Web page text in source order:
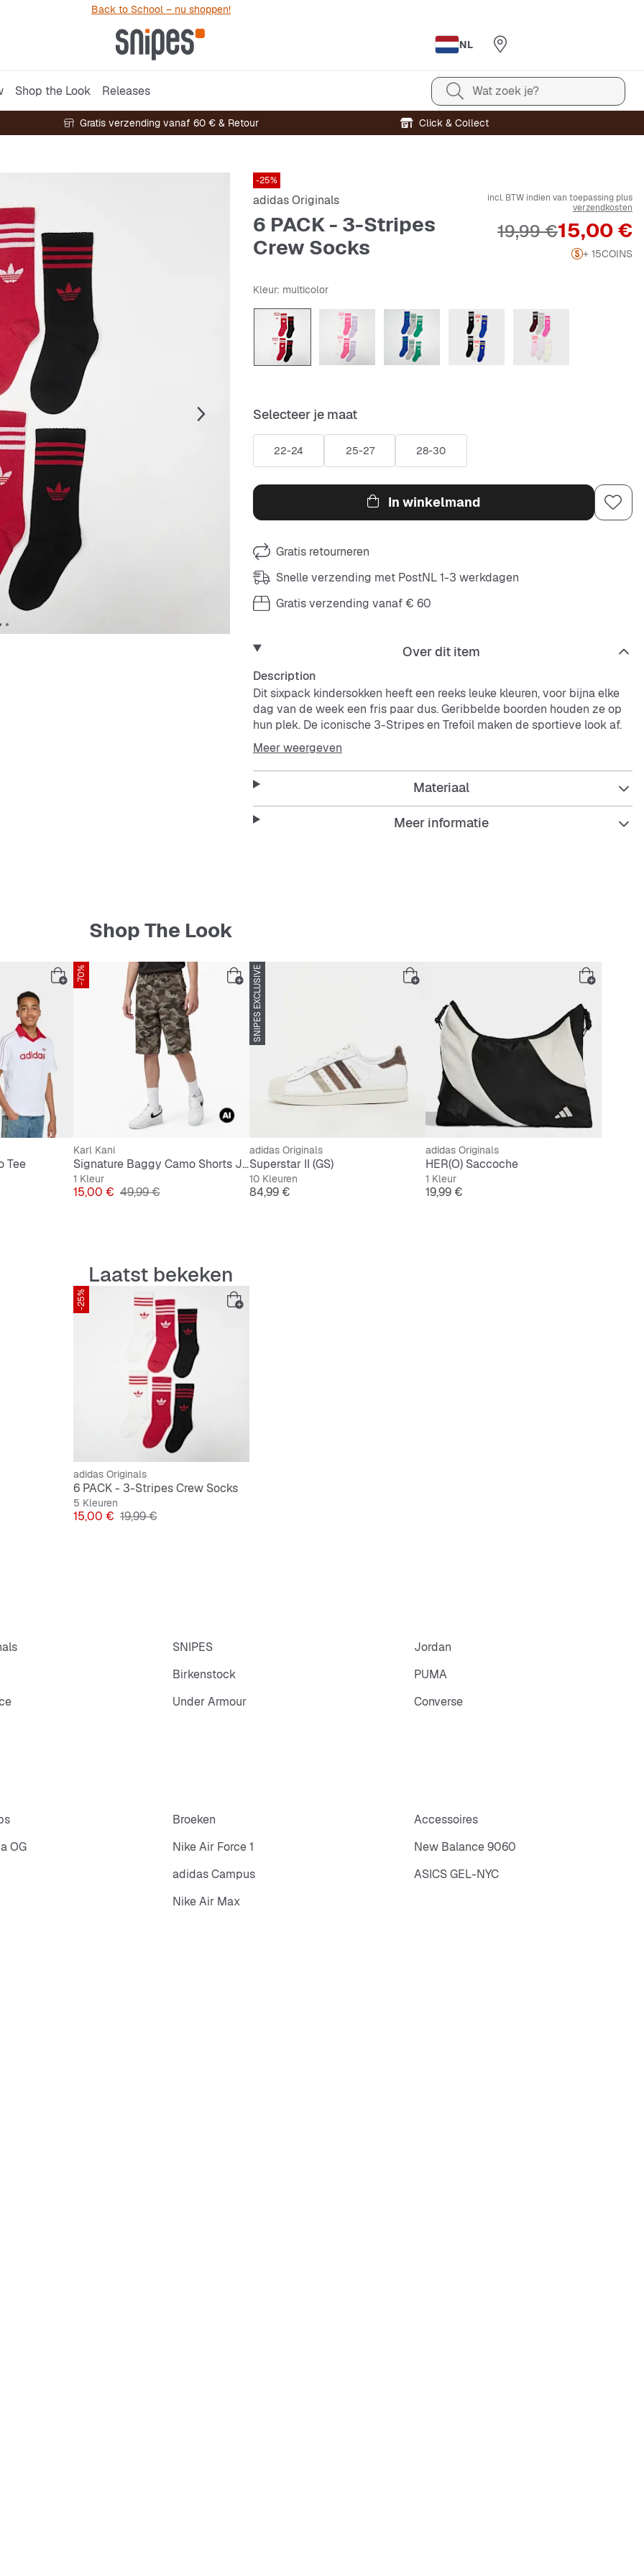
Back to School – nu shoppen!
NL
Shop the Look Releases Wat zoek je?
Gratis verzending vanaf 60 € & Retour Click & Collect
-25%
adidas Originals
6 PACK - 3-Stripes
Crew Socks
incl. BTW indien van toepassing plus
verzendkosten
Prijs
15,00 €
Originele Prijs
19,99 €
+ 15COINS
Kleur: multicolor
Selecteer je maat
22-24 25-27 28-30
In winkelmand
Gratis retourneren
Snelle verzending met PostNL 1-3 werkdagen
Gratis verzending vanaf € 60
Over dit item
Description
Dit sixpack kindersokken heeft een reeks leuke kleuren, voor bijna elke
dag van de week een fris paar dus. Geribbelde boorden houden ze op
hun plek. De iconische 3-Stripes en Trefoil maken de sportieve look af.
Features:
(gerecycled), 5% elastaan
Zes paar per verpakking
Meer weergeven
Materiaal
Meer informatie
Shop The Look
Tee
-70%
Karl Kani
Signature Baggy Camo Shorts Junior
1 Kleur
Prijs
15,00 € Originele Prijs
49,99 €
SNIPES EXCLUSIVE
adidas Originals
Superstar II (GS)
10 Kleuren
Prijs
84,99 €
adidas Originals
HER(O) Saccoche
1 Kleur
Prijs
19,99 €
Laatst bekeken
-25%
adidas Originals
6 PACK - 3-Stripes Crew Socks
5 Kleuren
Prijs
15,00 € Originele Prijs
19,99 €
SNIPES
Jordan
Birkenstock
PUMA
Under Armour
Converse
Broeken
Accessoires
OG Nike Air Force 1
New Balance 9060
adidas Campus
ASICS GEL-NYC
Nike Air Max